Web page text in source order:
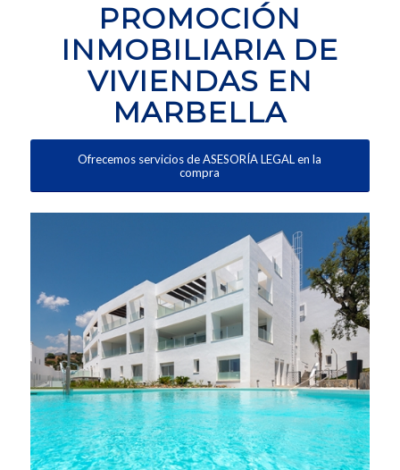
PROMOCIÓN
INMOBILIARIA DE
VIVIENDAS EN
MARBELLA
Ofrecemos servicios de ASESORÍA LEGAL en la
compra